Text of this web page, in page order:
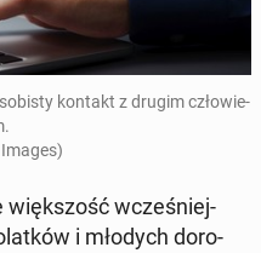
kontakt z drugim czło­wie­
więk­szość wcze­śniej­
i młodych do­ro­